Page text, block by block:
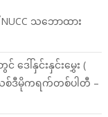
NUCC သဘောထား
ေါ်နှင်းနှင်းမွှေး (
ဒီမိုကရက်တစ်ပါတီ –